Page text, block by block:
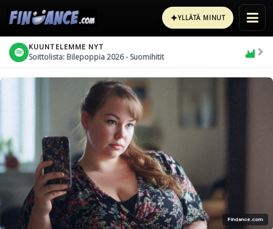
✦YLLÄTÄ MINUT
KUUNTELEMME NYT
Soittolista: Bilepoppia 2026 - Suomihitit
Findance.com